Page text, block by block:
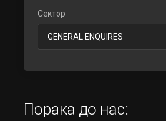
Сектор
Порака до нас: